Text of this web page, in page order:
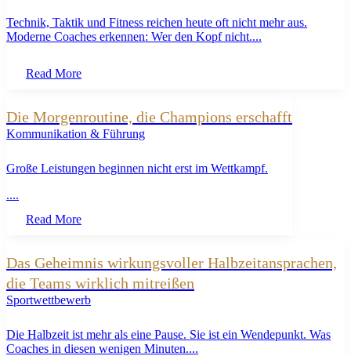
Technik, Taktik und Fitness reichen heute oft nicht mehr aus.
Moderne Coaches erkennen: Wer den Kopf nicht....
Read More
Die Morgenroutine, die Champions erschafft
Kommunikation & Führung
Große Leistungen beginnen nicht erst im Wettkampf.
....
Read More
Das Geheimnis wirkungsvoller Halbzeitansprachen,
die Teams wirklich mitreißen
Sportwettbewerb
Die Halbzeit ist mehr als eine Pause. Sie ist ein Wendepunkt. Was
Coaches in diesen wenigen Minuten....